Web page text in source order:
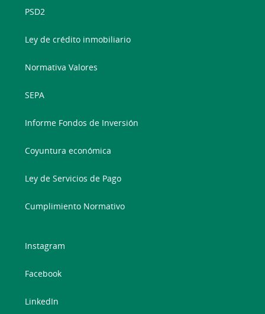
PSD2
Ley de crédito inmobiliario
Normativa Valores
SEPA
Informe Fondos de Inversión
Coyuntura económica
Ley de Servicios de Pago
Cumplimiento Normativo
Instagram
Facebook
LinkedIn